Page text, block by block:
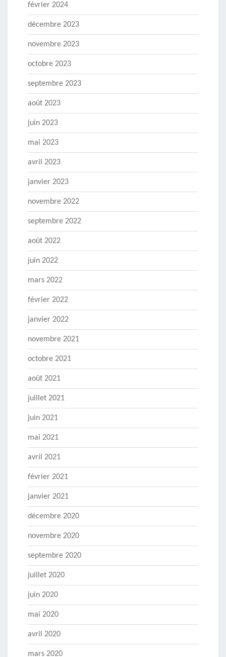
février 2024
décembre 2023
novembre 2023
octobre 2023
septembre 2023
août 2023
juin 2023
mai 2023
avril 2023
janvier 2023
novembre 2022
septembre 2022
août 2022
juin 2022
mars 2022
février 2022
janvier 2022
novembre 2021
octobre 2021
août 2021
juillet 2021
juin 2021
mai 2021
avril 2021
février 2021
janvier 2021
décembre 2020
novembre 2020
septembre 2020
juillet 2020
juin 2020
mai 2020
avril 2020
mars 2020